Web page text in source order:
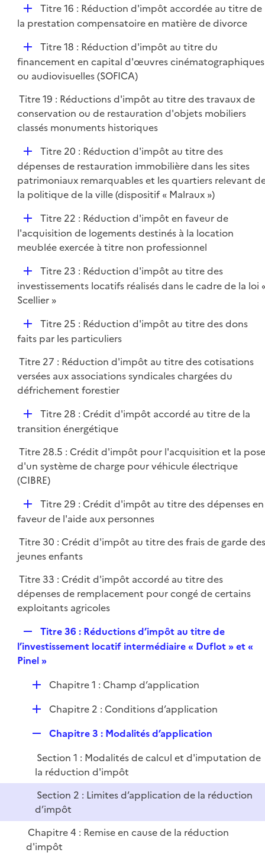
r
D
é
i
e
Titre 16 : Réduction d'impôt accordée au titre de
la prestation compensatoire en matière de divorce
D
é
p
i
e
r
Titre 18 : Réduction d'impôt au titre du
financement en capital d'œuvres cinématographiques
ou audiovisuelles (SOFICA)
Titre 19 : Réductions d'impôt au titre des travaux de
conservation ou de restauration d'objets mobiliers
classés monuments historiques
D
é
p
l
r
Titre 20 : Réduction d'impôt au titre des
dépenses de restauration immobilière dans les sites
patrimoniaux remarquables et les quartiers relevant
la politique de la ville (dispositif « Malraux »)
D
é
p
e
r
Titre 22 : Réduction d'impôt en faveur de
l'acquisition de logements destinés à la location
meublée exercée à titre non professionnel
D
é
p
e
Titre 23 : Réduction d'impôt au titre des
investissements locatifs réalisés dans le cadre de la loi
Scellier »
D
é
l
i
e
Titre 25 : Réduction d'impôt au titre des dons
faits par les particuliers
Titre 27 : Réduction d'impôt au titre des cotisations
versées aux associations syndicales chargées du
défrichement forestier
D
é
l
i
e
Titre 28 : Crédit d'impôt accordé au titre de la
transition énergétique
Titre 28.5 : Crédit d'impôt pour l'acquisition et la
d'un système de charge pour véhicule électrique
(CIBRE)
D
é
l
i
e
r
Titre 29 : Crédit d'impôt au titre des dépenses en
faveur de l'aide aux personnes
Titre 30 : Crédit d'impôt au titre des frais de garde
jeunes enfants
Titre 33 : Crédit d'impôt accordé au titre des
dépenses de remplacement pour congé de certains
exploitants agricoles
e
p
i
e
r
Titre 36 : Réductions d’impôt au titre de
l’investissement locatif intermédiaire « Duflot » et «
Pinel »
D
e
r
Chapitre 1 : Champ d’application
D
p
i
e
r
Chapitre 2 : Conditions d’application
p
e
r
Chapitre 3 : Modalités d’application
Section 1 : Modalités de calcul et d'imputation de
la réduction d'impôt
Section 2 : Limites d’application de la réduction
d’impôt
Chapitre 4 : Remise en cause de la réduction
d'impôt